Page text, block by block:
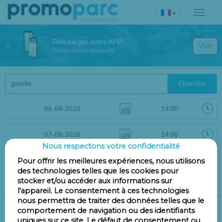
▾
Chercher
Trier par
Distance
Filtres
Parkings à Gandía
Nous respectons votre confidentialité
Pour offrir les meilleures expériences, nous utilisons
des technologies telles que les cookies pour
stocker et/ou accéder aux informations sur
l'appareil. Le consentement à ces technologies
nous permettra de traiter des données telles que le
comportement de navigation ou des identifiants
Téléchargez notre APP
Get exclusive discounts
Vue